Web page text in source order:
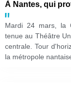
À Nantes, qui
Mardi 24 mars, la
tenue au Théâtre
centrale. Tour
la métropole